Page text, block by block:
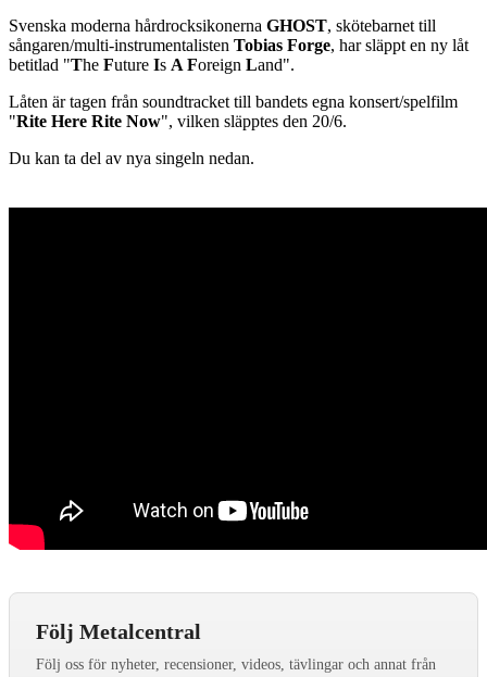
Svenska moderna hårdrocksikonerna GHOST, skötebarnet till
sångaren/multi-instrumentalisten Tobias Forge, har släppt en ny låt
betitlad "The Future Is A Foreign Land".
Låten är tagen från soundtracket till bandets egna konsert/spelfilm
"Rite Here Rite Now", vilken släpptes den 20/6.
Du kan ta del av nya singeln nedan.
Följ Metalcentral
Följ oss för nyheter, recensioner, videos, tävlingar och annat från